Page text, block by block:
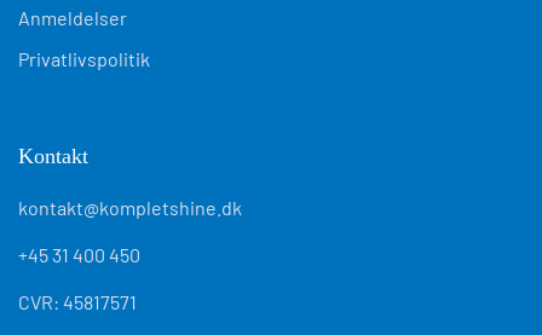
Anmeldelser
Privatlivspolitik
Kontakt
kontakt@kompletshine.dk
+45 31 400 450
CVR: 45817571